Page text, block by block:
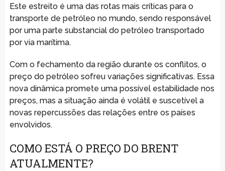
Este estreito é uma das rotas mais críticas para o
transporte de petróleo no mundo, sendo responsável
por uma parte substancial do petróleo transportado
por via marítima.
Com o fechamento da região durante os conflitos, o
preço do petróleo sofreu variações significativas. Essa
nova dinâmica promete uma possível estabilidade nos
preços, mas a situação ainda é volátil e suscetível a
novas repercussões das relações entre os países
envolvidos.
COMO ESTÁ O PREÇO DO BRENT
ATUALMENTE?